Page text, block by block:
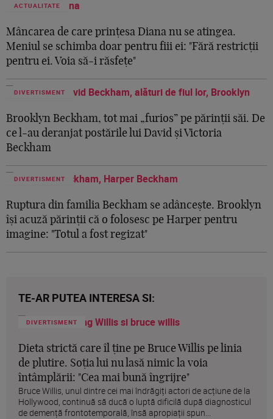
ACTUALITATE
Mâncarea de care prințesa Diana nu se atingea.
Meniul se schimba doar pentru fiii ei: "Fără restricții
pentru ei. Voia să-i răsfețe"
DIVERTISMENT
Brooklyn Beckham, tot mai „furios” pe părinții săi. De
ce l-au deranjat postările lui David și Victoria
Beckham
DIVERTISMENT
Ruptura din familia Beckham se adâncește. Brooklyn
își acuză părinții că o folosesc pe Harper pentru
imagine: "Totul a fost regizat"
TE-AR PUTEA INTERESA SI:
DIVERTISMENT
Dieta strictă care îl ține pe Bruce Willis pe linia
de plutire. Soția lui nu lasă nimic la voia
întâmplării: "Cea mai bună îngrijre"
Bruce Willis, unul dintre cei mai îndrăgiți actori de acțiune de la
Hollywood, continuă să ducă o luptă dificilă după diagnosticul
de demență frontotemporală, însă apropiații spun...